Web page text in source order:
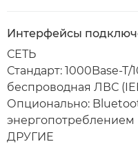
Интерфейсы
СЕТЬ
Стандарт: 1000Base-T/
беспроводная ЛВС
Опционально:
энергопотреблением
ДРУГИЕ